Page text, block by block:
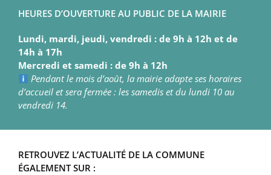
HEURES D’OUVERTURE AU PUBLIC DE LA MAIRIE
Lundi, mardi, jeudi, vendredi : de 9h à 12h et de
14h à 17h
Mercredi et samedi : de 9h à 12h
Pendant le mois d’août, la mairie adapte ses horaires
d’accueil et sera fermée : les samedis et du lundi 10 au
vendredi 14.
RETROUVEZ L’ACTUALITÉ DE LA COMMUNE
ÉGALEMENT SUR :